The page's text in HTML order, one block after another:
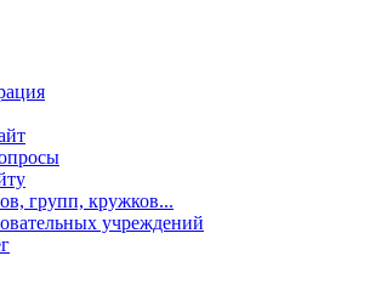
групп, кружков...
учреждений